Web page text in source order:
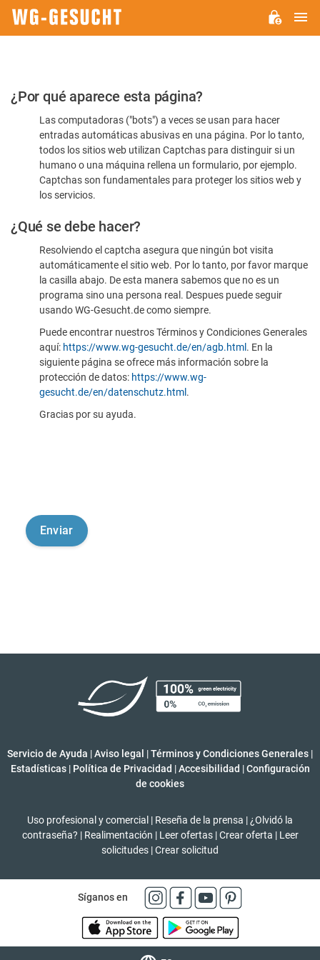
Por
favor,
confirme
humano
¿Por qué aparece esta página?
Las computadoras ("bots") a veces se usan para hacer
entradas automáticas abusivas en una página. Por lo tanto,
todos los sitios web utilizan Captchas para distinguir si un
humano o una máquina rellena un formulario, por ejemplo.
Captchas son fundamentales para proteger los sitios web y
los servicios.
¿Qué se debe hacer?
Resolviendo el captcha asegura que ningún bot visita
automáticamente el sitio web. Por lo tanto, por favor marque
la casilla abajo. De esta manera sabemos que no es un
programa sino una persona real. Despues puede seguir
usando WG-Gesucht.de como siempre.
Puede encontrar nuestros Términos y Condiciones Generales
aquí: https://www.wg-gesucht.de/en/agb.html . En la
siguiente página se ofrece más información sobre la
protección de datos: https://www.wg-
gesucht.de/en/datenschutz.html .
Gracias por su ayuda.
Servicio de Ayuda |Aviso legal |Términos y Condiciones Generales |
Estadísticas | Política de Privacidad | Accesibilidad | Configuración
de cookies
Uso profesional y comercial | Reseña de la prensa | ¿Olvidó la
contraseña? | Realimentación | Leer ofertas | Crear oferta | Leer
solicitudes |Crear solicitud
Síganos en